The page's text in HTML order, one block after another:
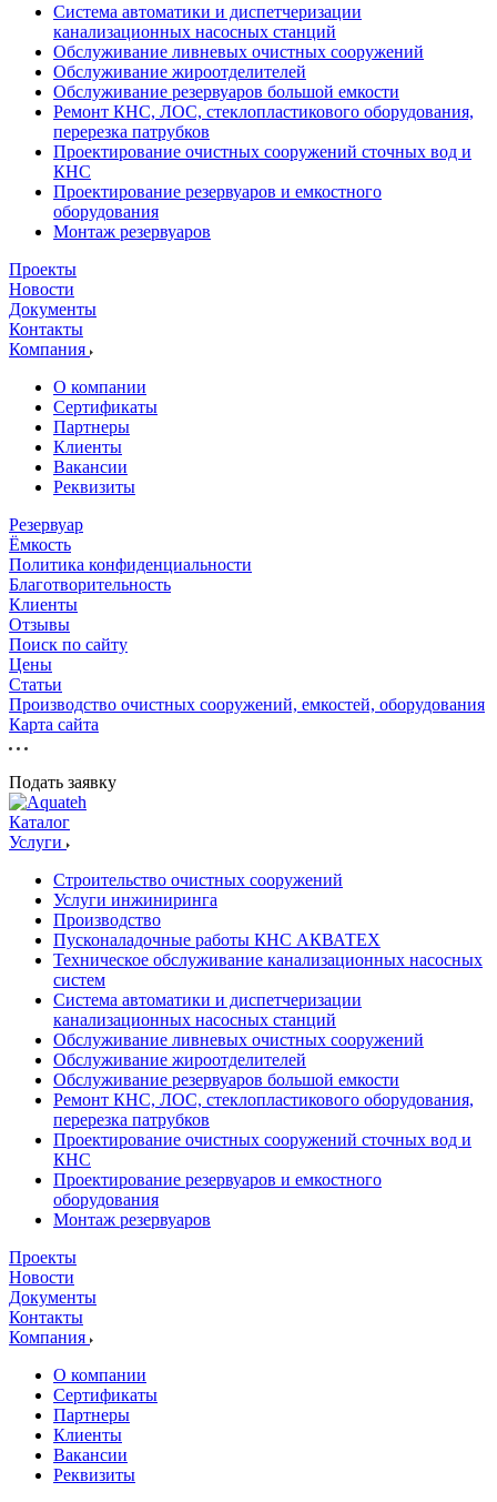
Система автоматики и диспетчеризации
канализационных насосных станций
Обслуживание ливневых очистных сооружений
Обслуживание жироотделителей
Обслуживание резервуаров большой емкости
Ремонт КНС, ЛОС, стеклопластикового оборудования,
перерезка патрубков
Проектирование очистных сооружений сточных вод и
КНС
Проектирование резервуаров и емкостного
оборудования
Монтаж резервуаров
Проекты
Новости
Документы
Контакты
Компания
О компании
Сертификаты
Партнеры
Клиенты
Вакансии
Реквизиты
Резервуар
Ёмкость
Политика конфиденциальности
Благотворительность
Клиенты
Отзывы
Поиск по сайту
Цены
Статьи
Производство очистных сооружений, емкостей, оборудования
Карта сайта
Подать заявку
Каталог
Услуги
Строительство очистных сооружений
Услуги инжиниринга
Производство
Пусконаладочные работы КНС АКВАТЕХ
Техническое обслуживание канализационных насосных
систем
Система автоматики и диспетчеризации
канализационных насосных станций
Обслуживание ливневых очистных сооружений
Обслуживание жироотделителей
Обслуживание резервуаров большой емкости
Ремонт КНС, ЛОС, стеклопластикового оборудования,
перерезка патрубков
Проектирование очистных сооружений сточных вод и
КНС
Проектирование резервуаров и емкостного
оборудования
Монтаж резервуаров
Проекты
Новости
Документы
Контакты
Компания
О компании
Сертификаты
Партнеры
Клиенты
Вакансии
Реквизиты